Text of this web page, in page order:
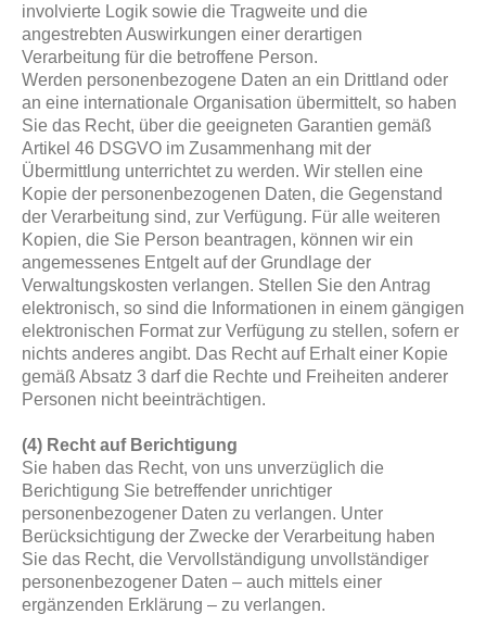
involvierte Logik sowie die Tragweite und die
angestrebten Auswirkungen einer derartigen
Verarbeitung für die betroffene Person.
Werden personenbezogene Daten an ein Drittland oder
an eine internationale Organisation übermittelt, so haben
Sie das Recht, über die geeigneten Garantien gemäß
Artikel 46 DSGVO im Zusammenhang mit der
Übermittlung unterrichtet zu werden. Wir stellen eine
Kopie der personenbezogenen Daten, die Gegenstand
der Verarbeitung sind, zur Verfügung. Für alle weiteren
Kopien, die Sie Person beantragen, können wir ein
angemessenes Entgelt auf der Grundlage der
Verwaltungskosten verlangen. Stellen Sie den Antrag
elektronisch, so sind die Informationen in einem gängigen
elektronischen Format zur Verfügung zu stellen, sofern er
nichts anderes angibt. Das Recht auf Erhalt einer Kopie
gemäß Absatz 3 darf die Rechte und Freiheiten anderer
Personen nicht beeinträchtigen.
(4) Recht auf Berichtigung
Sie haben das Recht, von uns unverzüglich die
Berichtigung Sie betreffender unrichtiger
personenbezogener Daten zu verlangen. Unter
Berücksichtigung der Zwecke der Verarbeitung haben
Sie das Recht, die Vervollständigung unvollständiger
personenbezogener Daten – auch mittels einer
ergänzenden Erklärung – zu verlangen.